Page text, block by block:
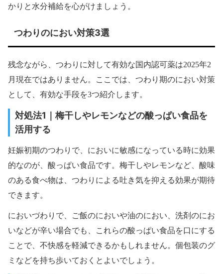
かりと水分補給を心がけましょう。
つわりのにおい対策3選
残念ながら、つわりに対して有効な国内認可薬は2025年2
月現在ではありません。ここでは、つわり期のにおい対策
として、有効な手段を3つ紹介します。
対処法1｜梅干しやレモンなどの酸っぱい食品を
活用する
妊娠初期のつわりで、においに敏感になっている時に効果
的なのが、酸っぱい食品です。梅干しやレモンなど、酸味
のある食べ物は、つわりによる吐き気を抑える効果が期待
できます。
においづわりで、ご飯のにおいや油のにおい、洗剤のにお
いなどが辛い場合でも、これらの酸っぱい食品を口にする
ことで、不快感を軽減できるかもしれません。個包装のグ
ミなどを持ち歩いておくとよいでしょう。